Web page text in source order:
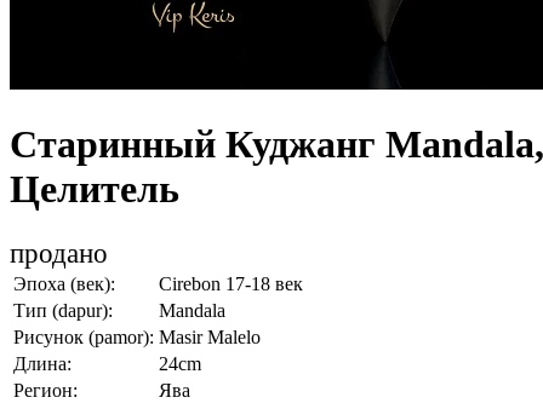
Старинный Куджанг
Целитель
продано
Эпоха (век):
Cirebon 17-18 век
Тип (dapur):
Mandala
Рисунок (pamor): Masir Malelo
Длина:
24cm
Регион:
Ява